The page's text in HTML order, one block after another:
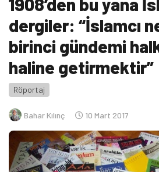
dergiler: “İslamcı
birinci gündemi
haline getirmektir”
Röportaj
Bahar Kılınç 10 Mart 2017